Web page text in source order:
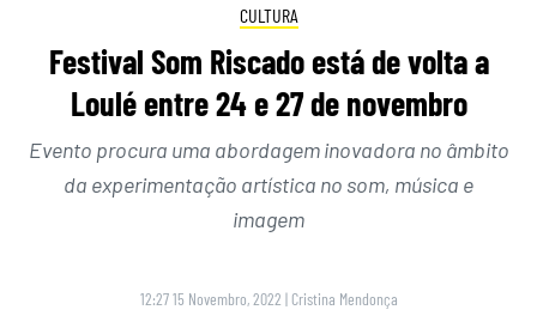
CULTURA
Festival Som Riscado está de volta a
Loulé entre 24 e 27 de novembro
Evento procura uma abordagem inovadora no âmbito
da experimentação artística no som, música e
imagem
12:27 15 Novembro, 2022 | Cristina Mendonça